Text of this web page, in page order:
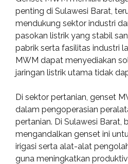
penting di Sulawesi Barat,
mendukung sektor industri
pasokan listrik yang stabil
pabrik serta fasilitas industri
MWM dapat menyediakan
jaringan listrik utama tidak
Di sektor pertanian, genset
dalam pengoperasian
pertanian. Di Sulawesi Barat,
mengandalkan genset ini
irigasi serta alat-alat
guna meningkatkan